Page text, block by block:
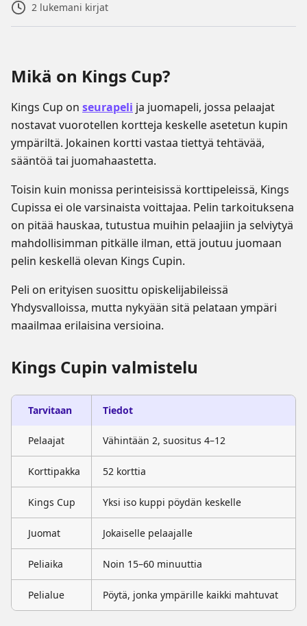
2 lukemani kirjat
Mikä on Kings Cup?
Kings Cup on seurapeli ja juomapeli, jossa pelaajat
nostavat vuorotellen kortteja keskelle asetetun kupin
ympäriltä. Jokainen kortti vastaa tiettyä tehtävää,
sääntöä tai juomahaastetta.
Toisin kuin monissa perinteisissä korttipeleissä, Kings
Cupissa ei ole varsinaista voittajaa. Pelin tarkoituksena
on pitää hauskaa, tutustua muihin pelaajiin ja selviytyä
mahdollisimman pitkälle ilman, että joutuu juomaan
pelin keskellä olevan Kings Cupin.
Peli on erityisen suosittu opiskelijabileissä
Yhdysvalloissa, mutta nykyään sitä pelataan ympäri
maailmaa erilaisina versioina.
Kings Cupin valmistelu
Tarvitaan Tiedot
Pelaajat Vähintään 2, suositus 4–12
Korttipakka 52 korttia
Kings Cup Yksi iso kuppi pöydän keskelle
Juomat Jokaiselle pelaajalle
Peliaika Noin 15–60 minuuttia
Pelialue Pöytä, jonka ympärille kaikki mahtuvat